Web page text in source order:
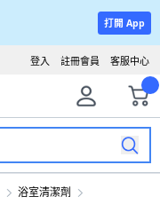
打開 App
客服中心
註冊會員
登入
浴室清潔劑